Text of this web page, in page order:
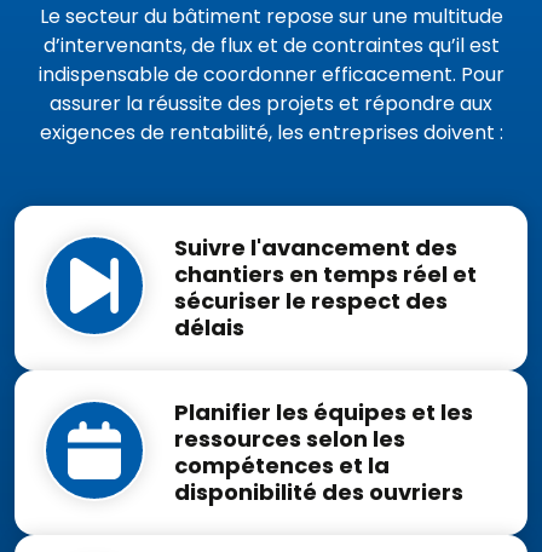
Le secteur du bâtiment repose sur une multitude
d’intervenants, de flux et de contraintes qu’il est
indispensable de coordonner efficacement. Pour
assurer la réussite des projets et répondre aux
exigences de rentabilité, les entreprises doivent :
Suivre l'avancement des
chantiers en temps réel et
sécuriser le respect des
délais
Planifier les équipes et les
ressources selon les
compétences et la
disponibilité des ouvriers